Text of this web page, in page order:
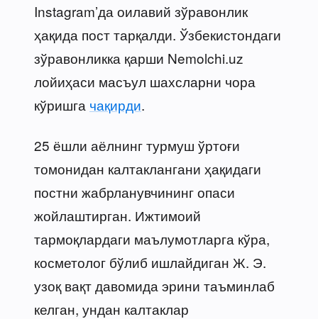
Instagram’да оилавий зўравонлик
ҳақида пост тарқалди. Ўзбекистондаги
зўравонликка қарши Nemolchi.uz
лойиҳаси масъул шахсларни чора
кўришга чақирди.
25 ёшли аёлнинг турмуш ўртоғи
томонидан калтаклангани ҳақидаги
постни жабрланувчининг опаси
жойлаштирган. Ижтимоий
тармоқлардаги маълумотларга кўра,
косметолог бўлиб ишлайдиган Ж. Э.
узоқ вақт давомида эрини таъминлаб
келган, ундан калтаклар